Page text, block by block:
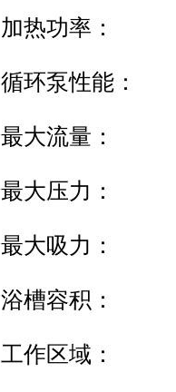
加热功率：
循环泵性能
最大流量
最大压力
最大吸力
浴槽容积
工作区域：